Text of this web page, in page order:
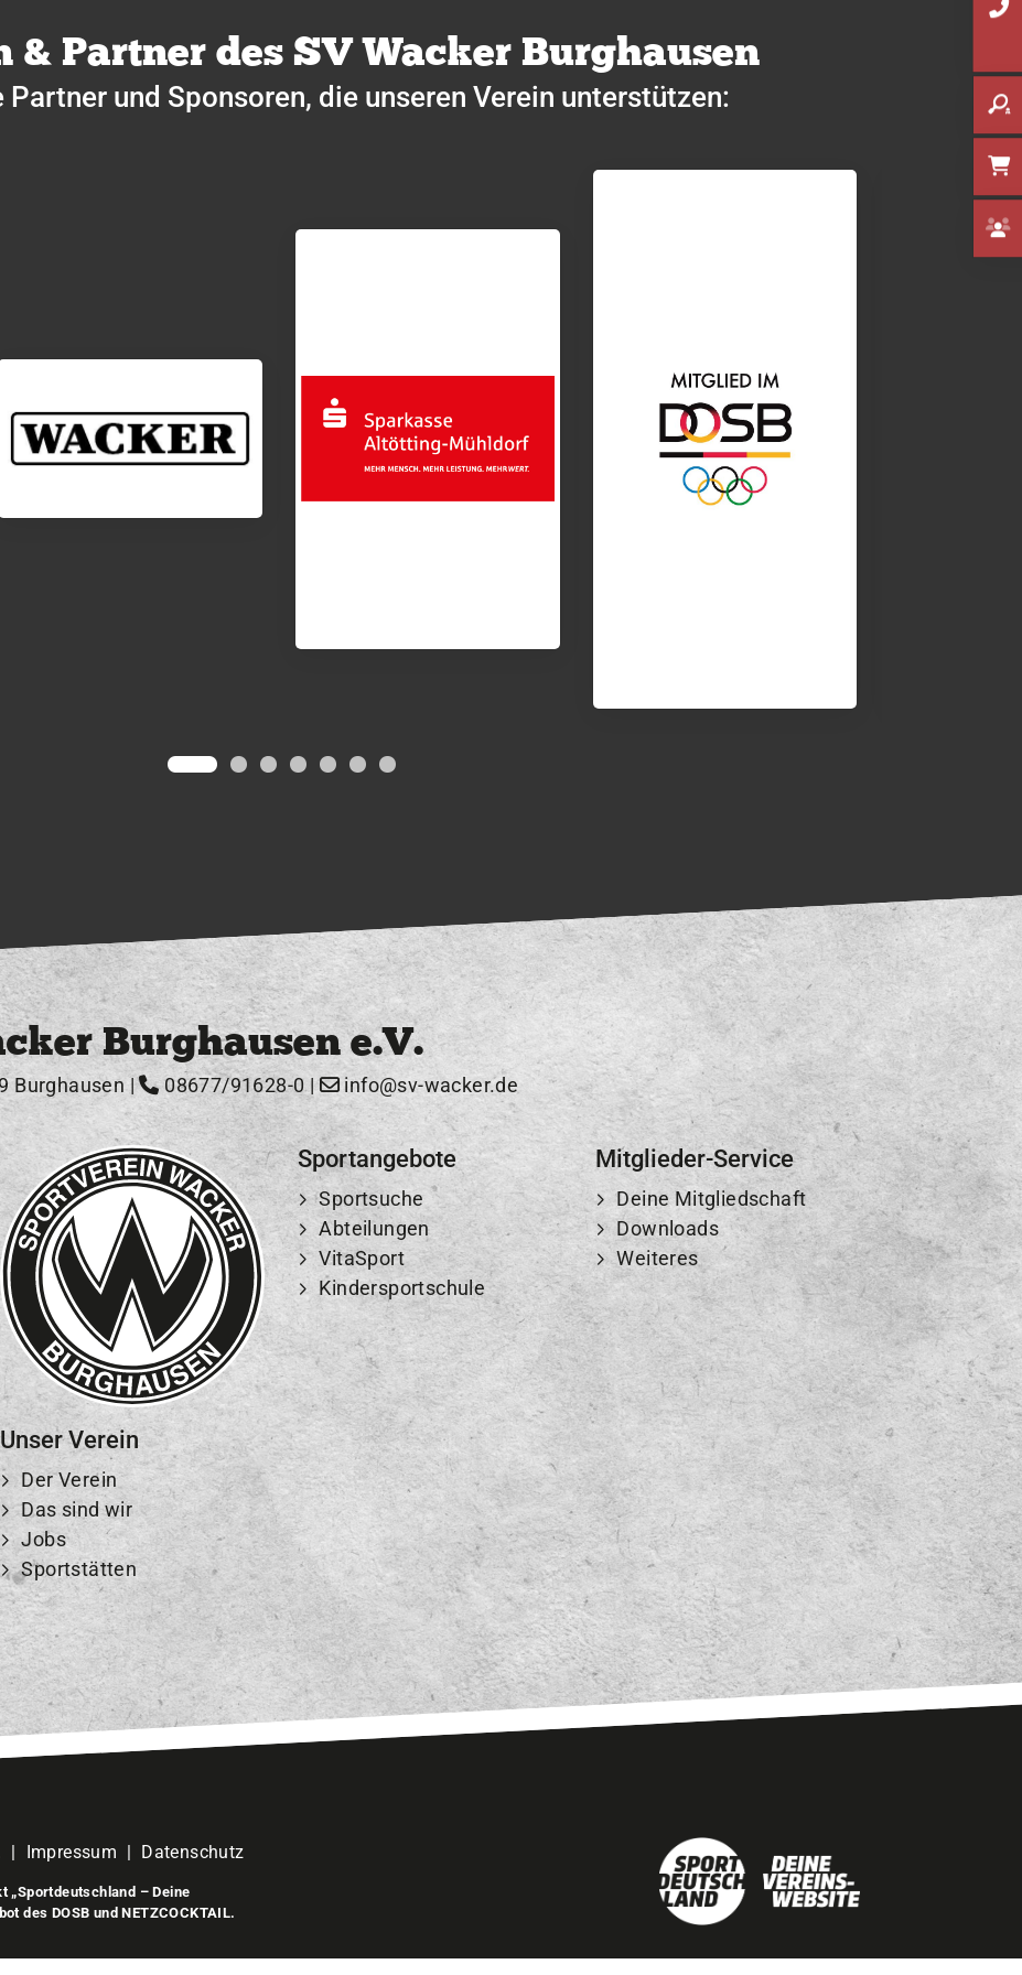
& Partner des SV Wacker Burghausen
Partner und Sponsoren, die unseren Verein unterstützen:
Burghausen e.V.
Burghausen | 08677/91628-0| info@sv-wacker.de
Unser Verein
Der Verein
Das sind wir
Jobs
Sportstätten
Sportangebote
Sportsuche
Abteilungen
VitaSport
Kindersportschule
Mitglieder-Service
Deine Mitgliedschaft
Downloads
Weiteres
| Impressum Datenschutz
„Sportdeutschland – Deine
des DOSB und NETZCOCKTAIL.